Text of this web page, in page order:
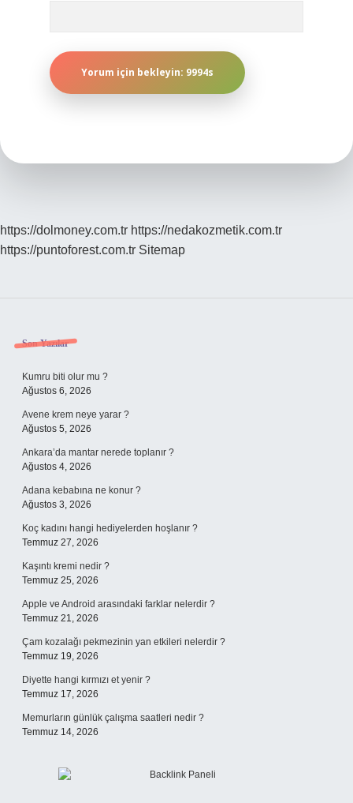
https://dolmoney.com.tr https://nedakozmetik.com.tr
https://puntoforest.com.tr Sitemap
Sidebar
Son Yazılar
Kumru biti olur mu ?
Ağustos 6, 2026
Avene krem neye yarar ?
Ağustos 5, 2026
Ankara’da mantar nerede toplanır ?
Ağustos 4, 2026
Adana kebabına ne konur ?
Ağustos 3, 2026
Koç kadını hangi hediyelerden hoşlanır ?
Temmuz 27, 2026
Kaşıntı kremi nedir ?
Temmuz 25, 2026
Apple ve Android arasındaki farklar nelerdir ?
Temmuz 21, 2026
Çam kozalağı pekmezinin yan etkileri nelerdir ?
Temmuz 19, 2026
Diyette hangi kırmızı et yenir ?
Temmuz 17, 2026
Memurların günlük çalışma saatleri nedir ?
Temmuz 14, 2026